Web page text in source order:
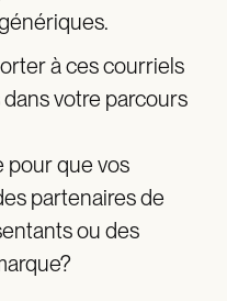
à ces courriels
votre parcours
pour que vos
partenaires de
ou des